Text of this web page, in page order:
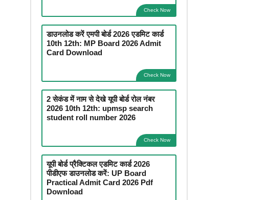
Check Now
डाउनलोड करें एमपी बोर्ड 2026 एडमिट कार्ड
10th 12th: MP Board 2026 Admit
Card Download
Check Now
2 सेकंड में नाम से देखे यूपी बोर्ड रोल नंबर
2026 10th 12th: upmsp search
student roll number 2026
Check Now
यूपी बोर्ड प्रैक्टिकल एडमिट कार्ड 2026
पीडीएफ डाउनलोड करें: UP Board
Practical Admit Card 2026 Pdf
Download